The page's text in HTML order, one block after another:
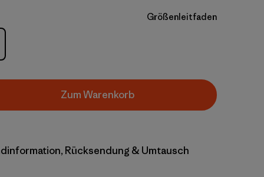
Größenleitfaden
Zum Warenkorb
Rücksendung & Umtausch